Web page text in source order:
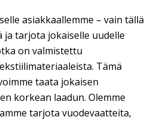
asiakkaallemme – vain tällä
ja tarjota jokaiselle uudelle
on valmistettu
Tämä
taata jokaisen
korkean laadun. Olemme
tarjota vuodevaatteita,